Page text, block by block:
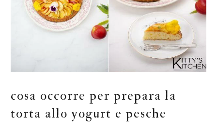
cosa occorre per prepara la
torta allo yogurt e pesche